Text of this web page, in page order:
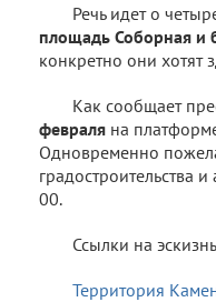
Речь идет о
площадь Соборная и
конкретно они хотят
Как сообщает
февраля на
Одновременно
градостроительства
00.
Ссылки на
Территория